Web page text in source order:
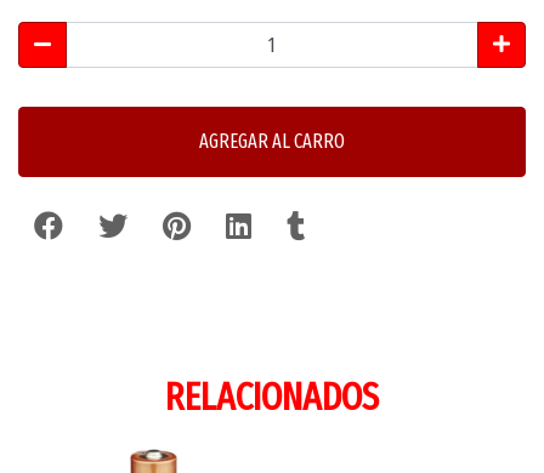
AGREGAR AL CARRO
RELACIONADOS